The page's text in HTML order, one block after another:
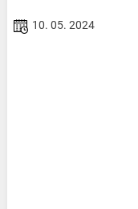
10. 05. 2024